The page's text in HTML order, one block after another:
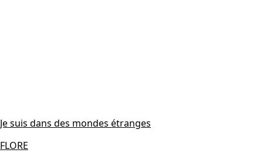
Je suis dans des mondes étranges
FLORE